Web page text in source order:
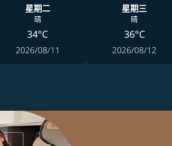
星期二
晴
34°C
2026/08/11
星期三
晴
36°C
2026/08/12